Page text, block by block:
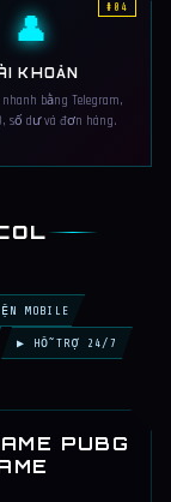
#04
👤
KHOẢN
bằng Telegram,
số dư và đơn hàng.
MOBILE
▶ HỖ TRỢ 24/7
PUBG